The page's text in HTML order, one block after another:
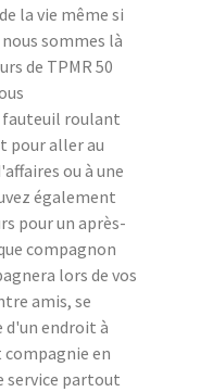
la vie même si
sommes là
de TPMR 50
roulant
pour aller au
ou à une
également
pour un après-
compagnon
lors de vos
amis, se
d'un endroit à
en
service partout